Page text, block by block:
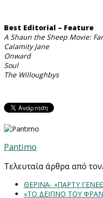
Best Editorial – Feature
A Shaun the Sheep Movie:
Calamity Jane
Onward
Soul
The Willoughbys
Pantimo
Τελευταία άρθρα από
ΘΕΡΙΝΑ- «ΠΑΡΤΥ
«ΤΟ ΔΕΙΠΝΟ ΤΟΥ